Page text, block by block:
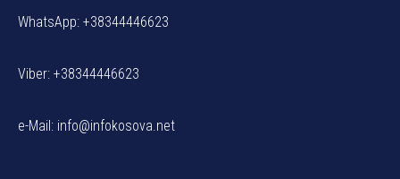
WhatsApp: +38344446623
Viber: +38344446623
e-Mail: info@infokosova.net